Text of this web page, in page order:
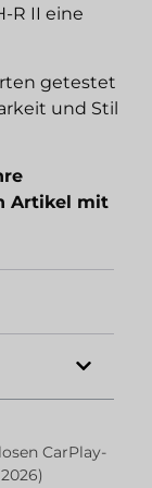
R II eine
getestet
und Stil
Artikel mit
CarPlay-